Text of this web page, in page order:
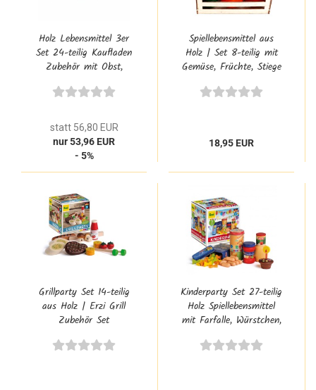
Holz Lebensmittel 3er
Set 24-teilig Kaufladen
Zubehör mit Obst,
statt 56,80 EUR
nur 53,96 EUR
- 5%
Spiellebensmittel aus
Holz | Set 8-teilig mit
Gemüse, Früchte, Stiege
18,95 EUR
Grillparty Set 14-teilig
aus Holz | Erzi Grill
Zubehör Set
Kinderparty Set 27-teilig
Holz Spiellebensmittel
mit Farfalle, Würstchen,
Spielküche & Kaufladen